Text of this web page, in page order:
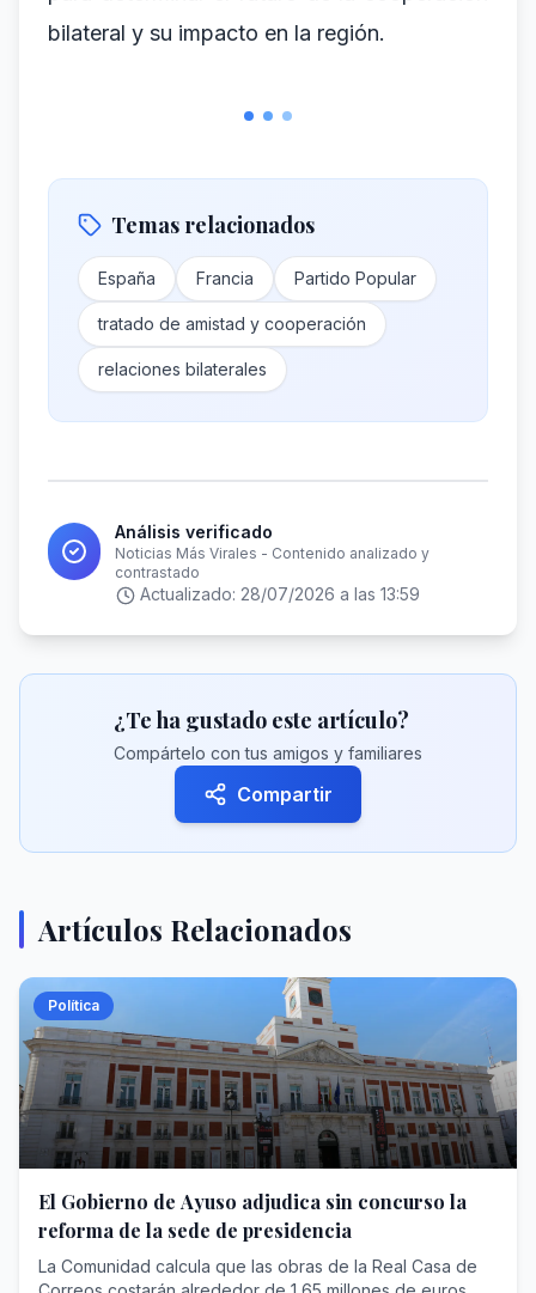
bilateral y su impacto en la región.
Temas relacionados
España Francia Partido Popular
tratado de amistad y cooperación
relaciones bilaterales
Análisis verificado
Noticias Más Virales - Contenido analizado y
contrastado
Actualizado: 28/07/2026 a las 13:59
¿Te ha gustado este artículo?
Compártelo con tus amigos y familiares
Compartir
Artículos Relacionados
Política
El Gobierno de Ayuso adjudica sin concurso la
reforma de la sede de presidencia
La Comunidad calcula que las obras de la Real Casa de